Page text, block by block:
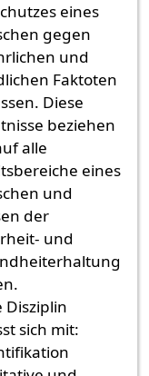
eines
gegen
und
Faktoten
Diese
beziehen
alle
eines
und
der
und
Disziplin
sich mit: